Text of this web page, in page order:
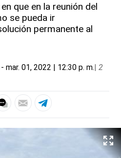
que en la reunión del
se pueda ir
permanente al
- mar. 01, 2022 | 12:30 p. m.| 2